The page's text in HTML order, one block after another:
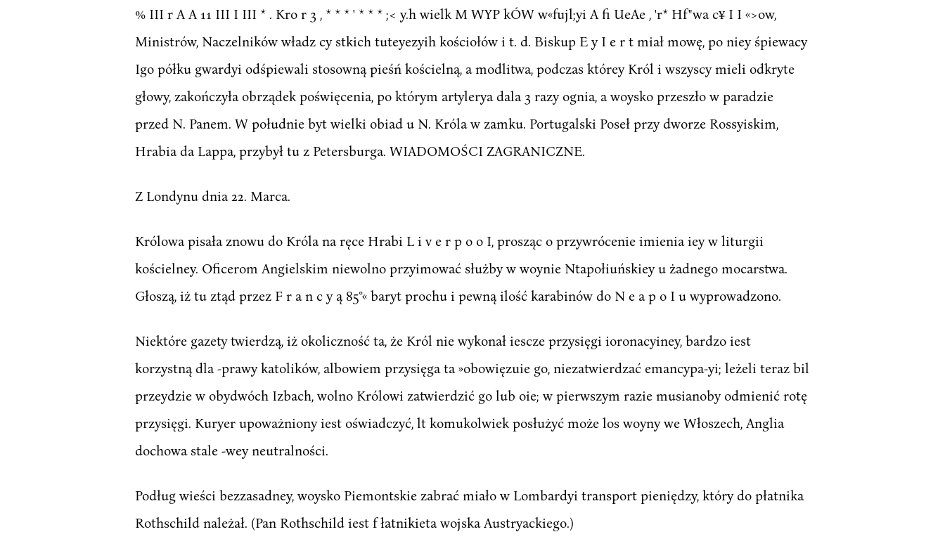
% III r A A 11 III I III * . Kro r 3 , * * * ' * * * ;< y.h wielk M WYP kÓW w«fujl;yi A fi UeAe , 'r* Hf"wa c¥ I I «>ow,
Ministrów, Naczelników władz cy stkich tuteyezyih kościołów i t. d. Biskup E y I e r t miał mowę, po niey śpiewacy
Igo półku gwardyi odśpiewali stosowną pieśń kościelną, a modlitwa, podczas którey Król i wszyscy mieli odkryte
głowy, zakończyła obrządek poświęcenia, po którym artylerya dala 3 razy ognia, a woysko przeszło w paradzie
przed N. Panem. W południe byt wielki obiad u N. Króla w zamku. Portugalski Poseł przy dworze Rossyiskim,
Hrabia da Lappa, przybył tu z Petersburga. WIADOMOŚCI ZAGRANICZNE.
Z Londynu dnia 22. Marca.
Królowa pisała znowu do Króla na ręce Hrabi L i v e r p o o I, prosząc o przywrócenie imienia iey w liturgii
kościelney. Oficerom Angielskim niewolno przyimować służby w woynie Ntapołiuńskiey u żadnego mocarstwa.
Głoszą, iż tu ztąd przez F r a n c y ą 85°« baryt prochu i pewną ilość karabinów do N e a p o I u wyprowadzono.
Niektóre gazety twierdzą, iż okoliczność ta, że Król nie wykonał iescze przysięgi ioronacyiney, bardzo iest
korzystną dla -prawy katolików, albowiem przysięga ta »obowięzuie go, niezatwierdzać emancypa-yi; leżeli teraz bil
przeydzie w obydwóch Izbach, wolno Królowi zatwierdzić go lub oie; w pierwszym razie musianoby odmienić rotę
przysięgi. Kuryer upoważniony iest oświadczyć, lt komukolwiek posłużyć może los woyny we Włoszech, Anglia
dochowa stale -wey neutralności.
Podług wieści bezzasadney, woysko Piemontskie zabrać miało w Lombardyi transport pieniędzy, który do płatnika
Rothschild należał. (Pan Rothschild iest f łatnikieta wojska Austryackiego.)